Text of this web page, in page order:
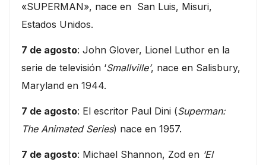
«SUPERMAN», nace en San Luis, Misuri,
Estados Unidos.
7 de agosto: John Glover, Lionel Luthor en la
serie de televisión ‘Smallville’, nace en Salisbury,
Maryland en 1944.
7 de agosto: El escritor Paul Dini (Superman:
The Animated Series) nace en 1957.
7 de agosto: Michael Shannon, Zod en ‘El